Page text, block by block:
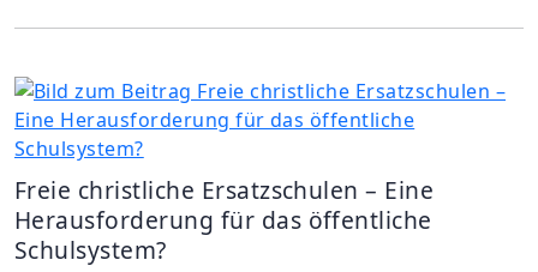
Freie christliche Ersatzschulen – Eine
Herausforderung für das öffentliche
Schulsystem?